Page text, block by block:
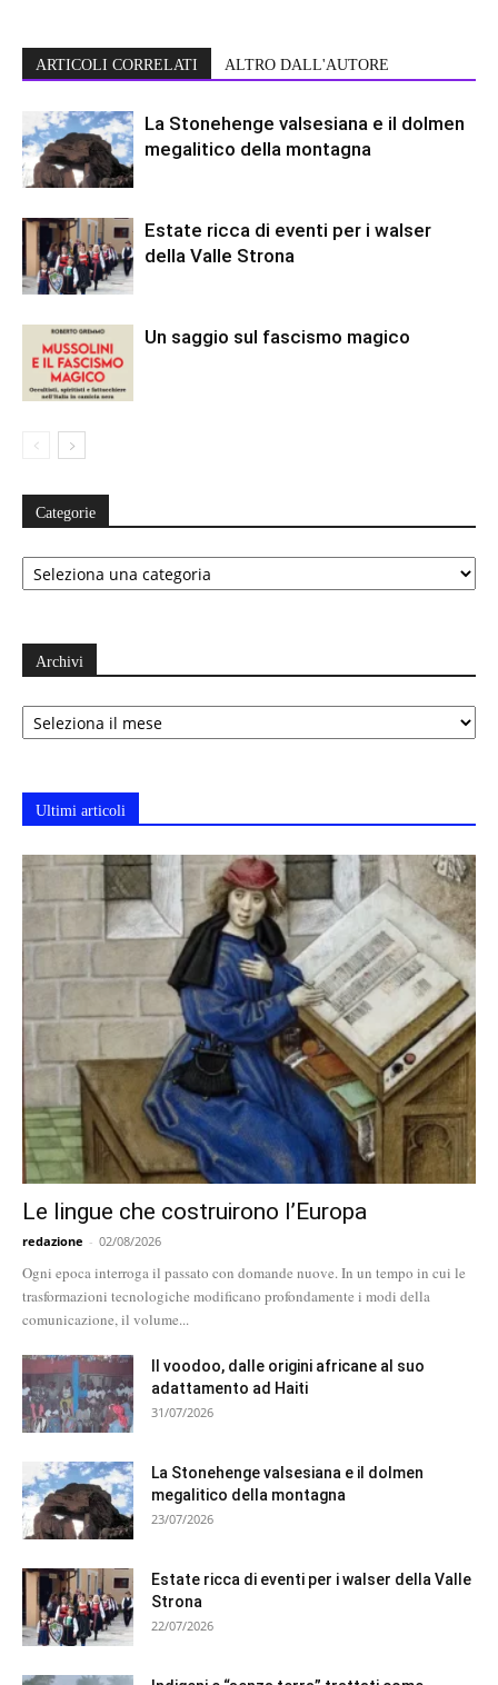
ARTICOLI CORRELATI ALTRO DALL'AUTORE
La Stonehenge valsesiana e il dolmen
megalitico della montagna
Estate ricca di eventi per i walser
della Valle Strona
Un saggio sul fascismo magico
Categorie
Categorie
Archivi
Archivi
Ultimi articoli
Le lingue che costruirono l’Europa
redazione - 02/08/2026
Ogni epoca interroga il passato con domande nuove. In un tempo in cui le
trasformazioni tecnologiche modificano profondamente i modi della
comunicazione, il volume...
Il voodoo, dalle origini africane al suo
adattamento ad Haiti
31/07/2026
La Stonehenge valsesiana e il dolmen
megalitico della montagna
23/07/2026
Estate ricca di eventi per i walser della Valle
Strona
22/07/2026